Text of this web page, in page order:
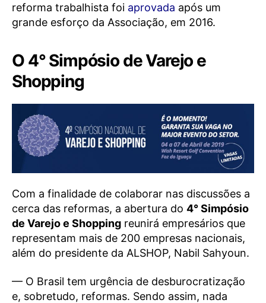
reforma trabalhista foi aprovada após um
grande esforço da Associação, em 2016.
O 4° Simpósio de Varejo e
Shopping
Com a finalidade de colaborar nas discussões a
cerca das reformas, a abertura do 4° Simpósio
de Varejo e Shopping reunirá empresários que
representam mais de 200 empresas nacionais,
além do presidente da ALSHOP, Nabil Sahyoun.
— O Brasil tem urgência de desburocratização
e, sobretudo, reformas. Sendo assim, nada